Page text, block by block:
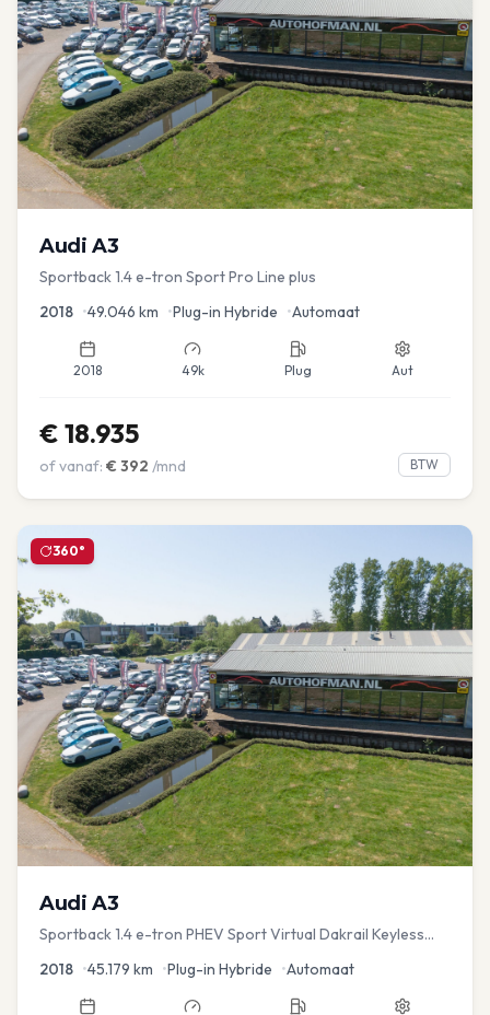
Audi A3
Sportback 1.4 e-tron Sport Pro Line plus
2018 •49.046 km •Plug-in Hybride •Automaat
2018 49k Plug Aut
€ 18.935
of vanaf: € 392 /mnd BTW
360°
Audi A3
Sportback 1.4 e-tron PHEV Sport Virtual Dakrail Keyless
2018 •45.179 km •Plug-in Hybride •Automaat